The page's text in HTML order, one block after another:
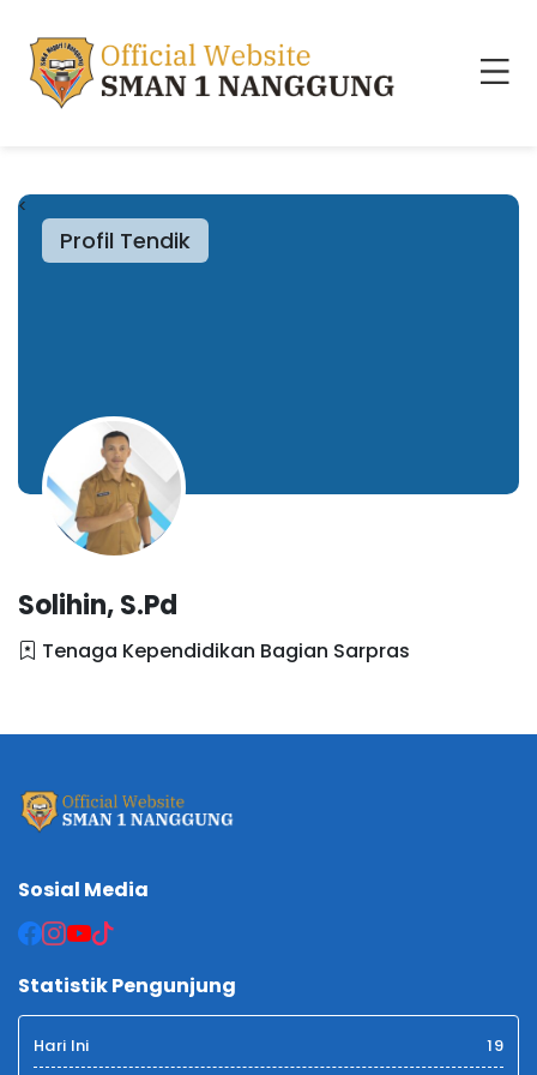
Profil Tendik
<
Solihin, S.Pd
Tenaga Kependidikan Bagian Sarpras
Sosial Media
Statistik Pengunjung
Hari Ini 19